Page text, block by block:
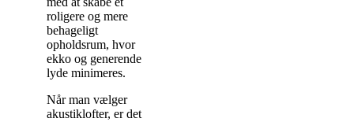
roligere og mere
behageligt
opholdsrum, hvor
ekko og generende
lyde minimeres.
Når man vælger
akustiklofter, er det